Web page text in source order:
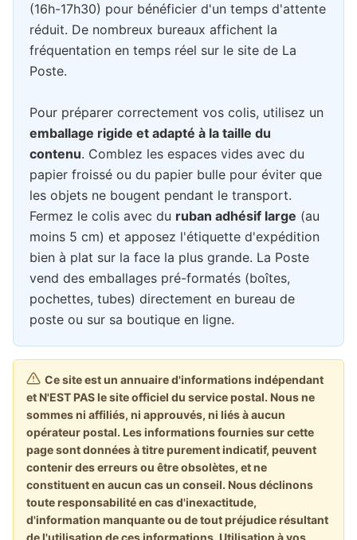
(16h-17h30) pour bénéficier d'un temps d'attente
réduit. De nombreux bureaux affichent la
fréquentation en temps réel sur le site de La
Poste.
Pour préparer correctement vos colis, utilisez un
emballage rigide et adapté à la taille du
contenu. Comblez les espaces vides avec du
papier froissé ou du papier bulle pour éviter que
les objets ne bougent pendant le transport.
Fermez le colis avec du ruban adhésif large (au
moins 5 cm) et apposez l'étiquette d'expédition
bien à plat sur la face la plus grande. La Poste
vend des emballages pré-formatés (boîtes,
pochettes, tubes) directement en bureau de
poste ou sur sa boutique en ligne.
Ce site est un annuaire d'informations indépendant
et N'EST PAS le site officiel du service postal. Nous ne
sommes ni affiliés, ni approuvés, ni liés à aucun
opérateur postal. Les informations fournies sur cette
page sont données à titre purement indicatif, peuvent
contenir des erreurs ou être obsolètes, et ne
constituent en aucun cas un conseil. Nous déclinons
toute responsabilité en cas d'inexactitude,
d'information manquante ou de tout préjudice résultant